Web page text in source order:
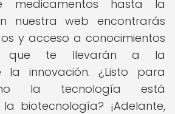
medicamentos hasta la
nuestra web encontrarás
y acceso a conocimientos
que te llevarán a la
la innovación. ¿Listo para
la tecnología está
biotecnología? ¡Adelante,